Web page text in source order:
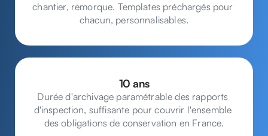
chantier, remorque. Templates préchargés pour
chacun, personnalisables.
10 ans
Durée d'archivage paramétrable des rapports
d'inspection, suffisante pour couvrir l'ensemble
des obligations de conservation en France.